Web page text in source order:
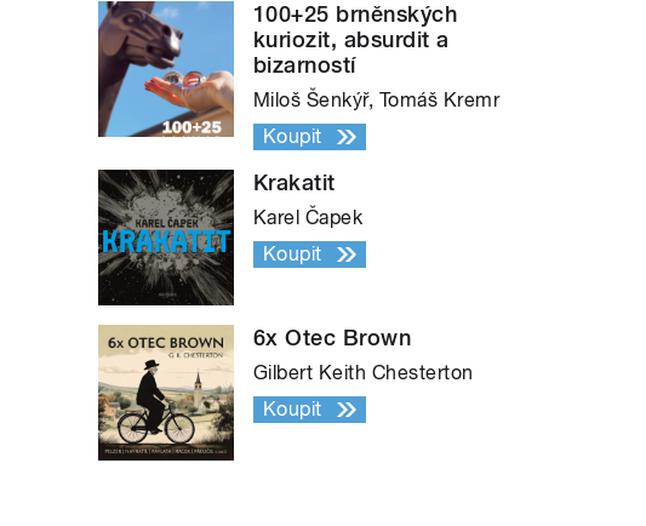
100+25 brněnských
kuriozit, absurdit a
bizarností
Miloš Šenkýř, Tomáš Kremr
Koupit
Krakatit
Karel Čapek
Koupit
6x Otec Brown
Gilbert Keith Chesterton
Koupit